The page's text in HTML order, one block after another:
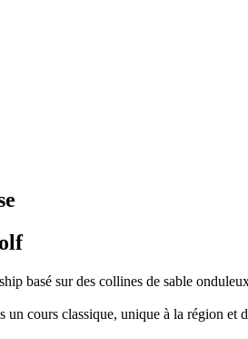
basé sur des collines de sable
un cours classique, unique à la région et